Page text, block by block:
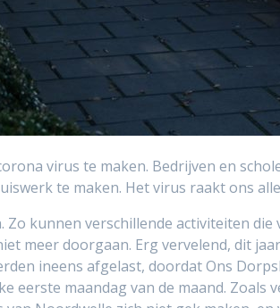
virus te maken. Bedrijven en
te maken. Het virus raakt ons
kunnen verschillende activiteiten
meer doorgaan. Erg vervelend, dit
ineens afgelast, doordat Ons
eerste maandag van de maand.